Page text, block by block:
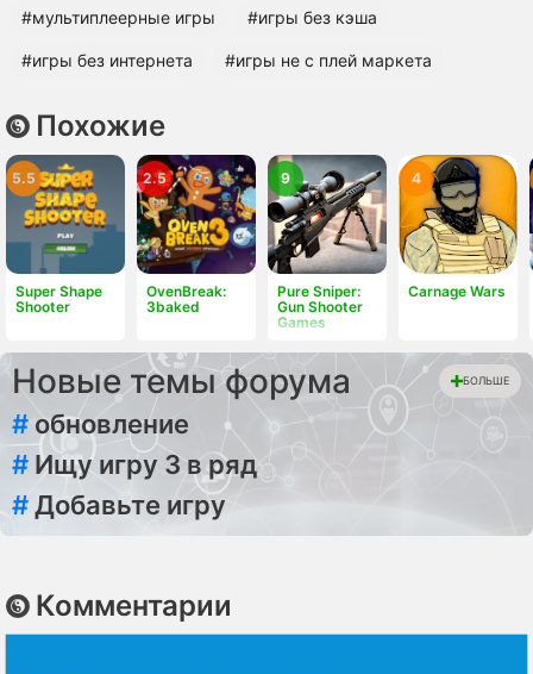
#мультиплеерные игры #игры без кэша
#игры без интернета #игры не с плей маркета
Похожие
Super Shape
Shooter
5.5
OvenBreak:
3baked
2.5
Pure Sniper:
Gun Shooter
Games
9
Carnage Wars
4
Новые темы форума БОЛЬШЕ
# обновление
# Ищу игру 3 в ряд
#Добавьте игру
Комментарии